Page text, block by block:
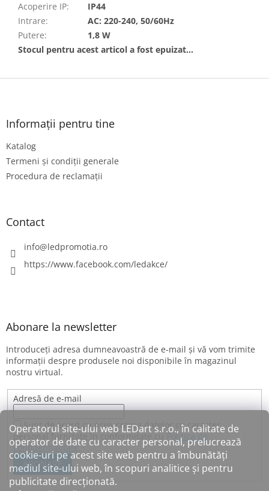
Operatorul site-ului web LEDart s.r.o., în calitate de
operator de date cu caracter personal, prelucrează
cookie-uri pe acest site web pentru a îmbunătăți
mediul site-ului web, în scopuri analitice și pentru
publicitate direcționată.
Acoperire IP:
IP44
Intrare:
AC: 220-240, 50/60Hz
Putere:
1,8 W
Stocul pentru acest articol a fost epuizat…
S
Informații pentru tine
Katalog
Termeni și condiții generale
Procedura de reclamații
Contact
info@ledpromotia.ro
https://www.facebook.com/ledakce/
Abonare la newsletter
Introduceţi adresa dumneavoastră de e-mail şi vă vom trimite
informaţii despre produsele noi disponibile în magazinul
nostru virtual.
Adresă de e-mail
Sunt de acord cu prelucrarea datelor cu caracter
personal furnizate în conformitate cu Politica de
confidențialitate.
ABONARE